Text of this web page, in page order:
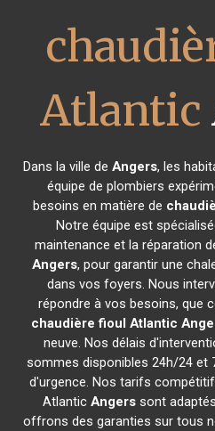
Atlantic
Dans la ville de Angers, les
équipe de plombiers
besoins en matière de
Notre équipe est
maintenance et la réparation
Angers, pour garantir une
dans vos foyers. Nous
répondre à vos besoins, que
chaudière fioul Atlantic
neuve. Nos délais
sommes disponibles 24h/24 et
d'urgence. Nos tarifs
Atlantic Angerssont
offrons des garanties sur tous